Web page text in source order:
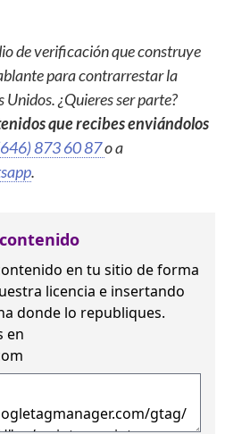
de verificación que construye
para contrarrestar la
¿Quieres ser parte?
que recibes enviándolos
873 60 87o a
.
en tu sitio de forma
licencia e insertando
donde lo republiques.
en